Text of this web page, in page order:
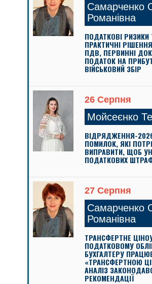
Самарченко
Романівна
ПОДАТКОВІ РИЗИКИ
ПРАКТИЧНІ
ПДВ, ПЕРВИННІ
ПОДАТОК НА
ВІЙСЬКОВИЙ ЗБІР
26 Серпня
Мойсеєнко
ВІДРЯДЖЕННЯ-
ПОМИЛОК, ЯКІ
ВИПРАВИТИ, ЩОБ
ПОДАТКОВИХ
27 Серпня
Самарченко
Романівна
ТРАНСФЕРТНЕ
ПОДАТКОВОМУ
БУХГАЛТЕРУ
«ТРАНСФЕРТНОЮ
АНАЛІЗ
РЕКОМЕНДАЦІЇ